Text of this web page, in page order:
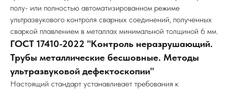
полу- или полностью автоматизированном режиме
ультразвукового контроля сварных соединений, полученных
сваркой плавлением в металлах минимальной толщиной 6 мм.
ГОСТ 17410-2022 "Контроль неразрушающий.
Трубы металлические бесшовные. Методы
ультразвуковой дефектоскопии"
Настоящий стандарт устанавливает требования к